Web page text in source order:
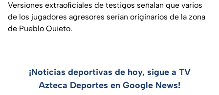
Versiones extraoficiales de testigos señalan que varios
de los jugadores agresores serían originarios de la zona
de Pueblo Quieto.
¡Noticias deportivas de hoy, sigue a TV
Azteca Deportes en Google News!